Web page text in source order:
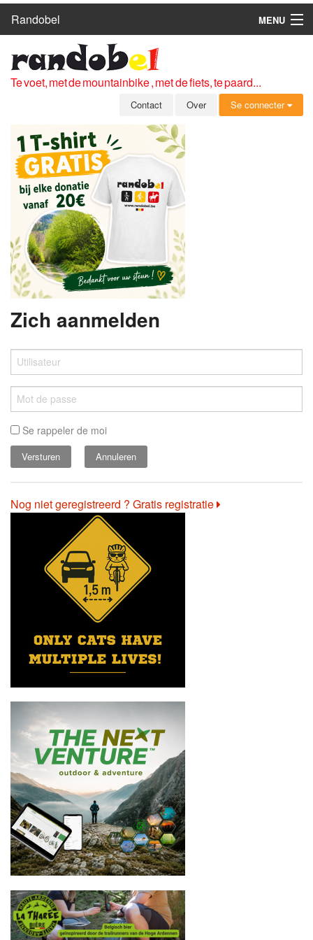
Randobel
MENU
ROUTES
CLUBS
OVER
LEDEN
ZICH AANMELDEN
GRATIS REGISTRATIE
WACHTWOORD VERGETEN
Te voet, met de mountainbike , met de fiets, te paard...
Contact Over Se connecter
Zich aanmelden
Se rappeler de moi
Annuleren
Nog niet geregistreerd ? Gratis registratie